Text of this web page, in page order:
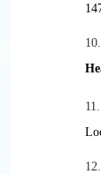
10.
11.
12.